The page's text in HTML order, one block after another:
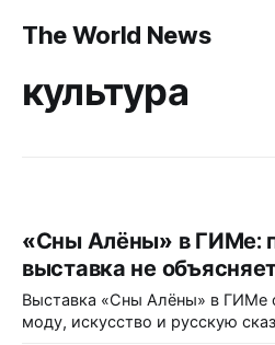
The World News
культура
«Сны Алёны» в ГИМе:
выставка не
Выставка «Сны Алёны» в ГИМе
моду, искусство и русскую